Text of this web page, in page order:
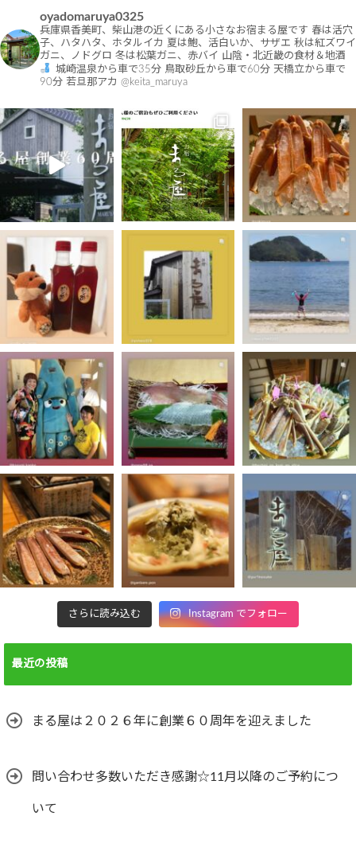
oyadomaruya0325
兵庫県香美町、柴山港の近くにある小さなお宿まる屋です
春は活穴
子、ハタハタ、ホタルイカ 夏は鮑、活白いか、サザエ 秋は紅ズワイ
ガニ、ノドグロ 冬は松葉ガニ、赤バイ
山陰・北近畿の食材＆地酒
城崎温泉から車で35分 鳥取砂丘から車で60分 天橋立から車で
90分 若旦那アカ @keita_maruya
さらに読み込む Instagram でフォロー
最近の投稿
まる屋は２０２６年に創業６０周年を迎えました
問い合わせ多数いただき感謝☆11月以降のご予約につ
いて